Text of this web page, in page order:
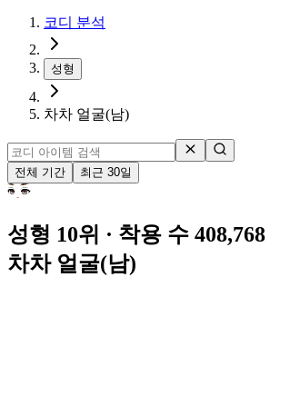
코디 분석
성형
차차 얼굴(남)
전체 기간 최근 30일
성형 10위 · 착용 수 408,768
차차 얼굴(남)